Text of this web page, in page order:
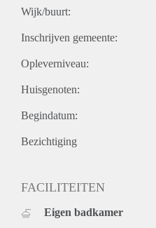
Wijk/buurt:
Inschrijven gemeente:
Opleverniveau:
Huisgenoten:
Begindatum:
Bezichtiging
FACILITEITEN
Eigen badkamer